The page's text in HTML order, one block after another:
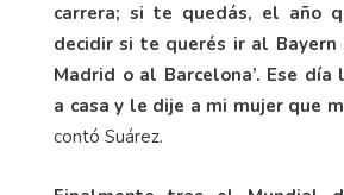
carrera; si te quedás, el año
decidir si te querés ir al Bayern
Madrid o al Barcelona’. Ese
a casa y le dije a mi mujer que
contó Suárez.